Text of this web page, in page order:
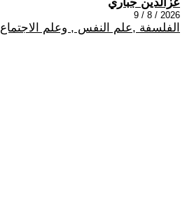
2026 / 8 / 9
الفلسفة ,علم النفس , وعلم الاجتماع